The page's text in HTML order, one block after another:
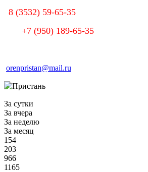
8 (3532) 59-65-35
+7 (950) 189-65-35
orenpristan@mail.ru
За сутки
За вчера
За неделю
За месяц
154
203
966
1165